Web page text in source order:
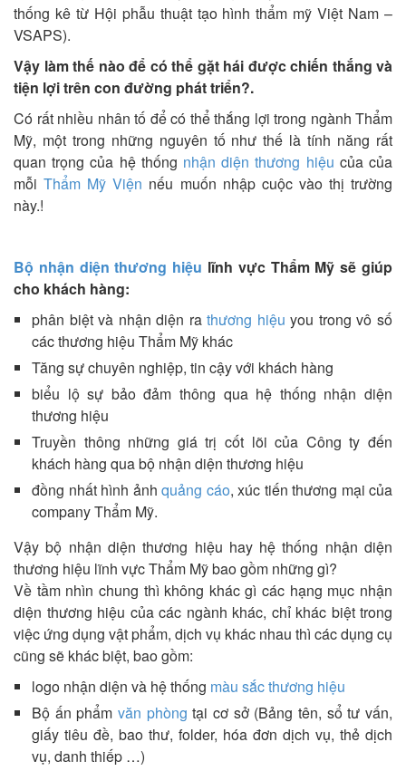
thống kê từ Hội phẫu thuật tạo hình thẩm mỹ Việt Nam –
VSAPS).
Vậy làm thế nào để có thể gặt hái được chiến thắng và
tiện lợi trên con đường phát triển?.
Có rất nhiều nhân tố để có thể thắng lợi trong ngành Thẩm
Mỹ, một trong những nguyên tố như thế là tính năng rất
quan trọng của hệ thống nhận diện thương hiệu của của
mỗiThẩm Mỹ Viện nếu muốn nhập cuộc vào thị trường
này.!
Bộ nhận diện thương hiệu lĩnh vực Thẩm Mỹ sẽ giúp
cho khách hàng:
phân biệt và nhận diện rathương hiệu you trong vô số
các thương hiệu Thẩm Mỹ khác
Tăng sự chuyên nghiệp, tin cậy với khách hàng
biểu lộ sự bảo đảm thông qua hệ thống nhận diện
thương hiệu
Truyền thông những giá trị cốt lõi của Công ty đến
khách hàng qua bộ nhận diện thương hiệu
đồng nhất hình ảnh quảng cáo, xúc tiến thương mại của
company Thẩm Mỹ.
Vậy bộ nhận diện thương hiệu hay hệ thống nhận diện
thương hiệu lĩnh vực Thẩm Mỹ bao gồm những gì?
Về tầm nhìn chung thì không khác gì các hạng mục nhận
diện thương hiệu của các ngành khác, chỉ khác biệt trong
việc ứng dụng vật phẩm, dịch vụ khác nhau thì các dụng cụ
cũng sẽ khác biệt, bao gồm:
logo nhận diện và hệ thống màu sắc thương hiệu
Bộ ấn phẩm văn phòng tại cơ sở (Bảng tên, sổ tư vấn,
giấy tiêu đề, bao thư, folder, hóa đơn dịch vụ, thẻ dịch
vụ, danh thiếp …)